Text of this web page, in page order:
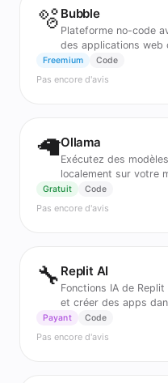
🫧 Bubble
Plateforme no-code
des applications web
Freemium Code
Pas encore d'avis
🦙Ollama
Exécutez des
localement sur votre
contrôle total
Gratuit Code
Pas encore d'avis
🔧 Replit AI
Fonctions IA de
et créer des apps
Payant Code
Pas encore d'avis